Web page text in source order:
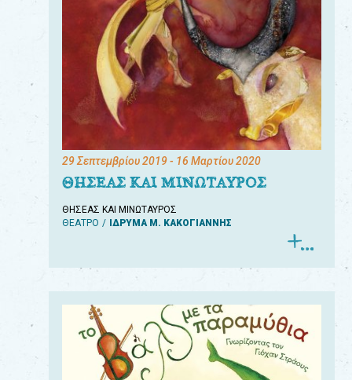
29 Σεπτεμβρίου 2019- 16 Μαρτίου 2020
ΘΗΣΕΑΣ ΚΑΙ ΜΙΝΩΤΑΥΡΟΣ
ΘΗΣΕΑΣ ΚΑΙ ΜΙΝΩΤΑΥΡΟΣ
ΘΕΑΤΡΟ
ΙΔΡΥΜΑ Μ. ΚΑΚΟΓΙΑΝΝΗΣ